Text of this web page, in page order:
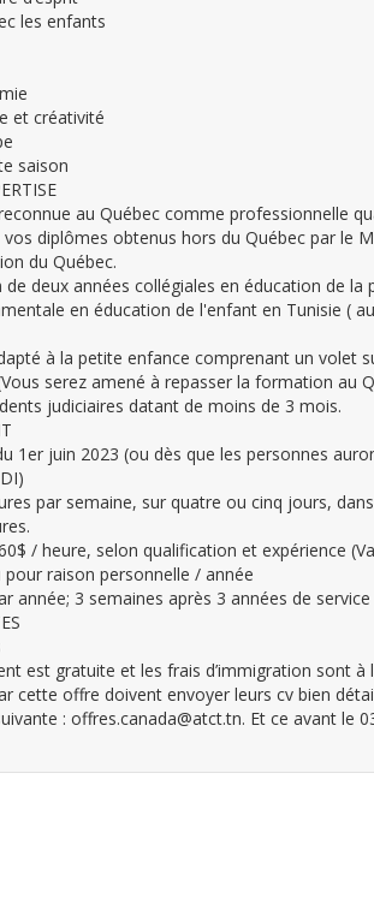
les enfants
et créativité
saison
au Québec comme professionnelle
diplômes obtenus hors du Québec par le
du Québec.
deux années collégiales en éducation de la
en éducation de l'enfant en Tunisie (
à la petite enfance comprenant un volet
serez amené à repasser la formation au
judiciaires datant de moins de 3 mois.
1er juin 2023 (ou dès que les personnes
par semaine, sur quatre ou cinq jours,
/ heure, selon qualification et expérience
raison personnelle / année
année; 3 semaines après 3 années de
est gratuite et les frais d’immigration sont à
cette offre doivent envoyer leurs cv bien
: offres.canada@atct.tn. Et ce avant le